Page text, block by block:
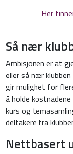
Her
Så nær
Ambisjonen er at
eller så nær
gir mulighet for
å holde
kurs og
deltakere fra
Nettbasert